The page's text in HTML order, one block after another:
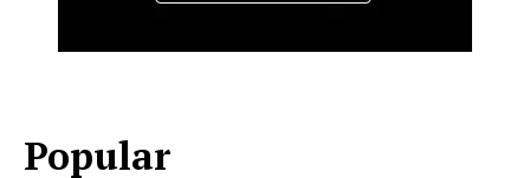
Popular